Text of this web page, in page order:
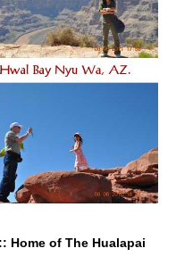
Home of The Hualapai